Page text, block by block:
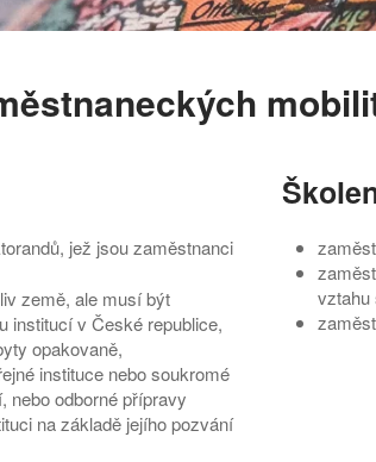
jež jsou zaměstnanci
země, ale musí být
institucí v České republice,
opakovaně,
instituce nebo soukromé
nebo odborné přípravy
na základě jejího pozvání
vztahu